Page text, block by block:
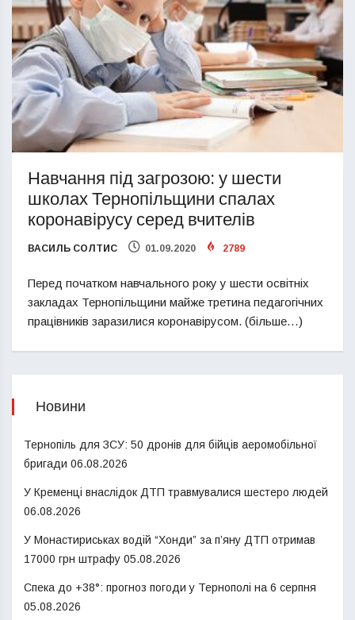
Навчання під загрозою: у шести
школах Тернопільщини спалах
коронавірусу серед вчителів
ВАСИЛЬ СОЛТИС 01.09.2020 2789
Перед початком навчального року у шести освітніх
закладах Тернопільщини майже третина педагогічних
працівників заразилися коронавірусом. (більше…)
Новини
Тернопіль для ЗСУ: 50 дронів для бійців аеромобільної
бригади 06.08.2026
У Кременці внаслідок ДТП травмувалися шестеро людей
06.08.2026
У Монастириськах водій “Хонди” за п’яну ДТП отримав
17000 грн штрафу 05.08.2026
Спека до +38°: прогноз погоди у Тернополі на 6 серпня
05.08.2026